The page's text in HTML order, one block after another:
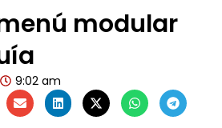
modular
9:02 am